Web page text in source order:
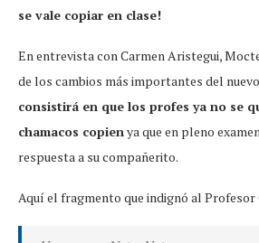
se vale copiar en clase!
En entrevista con Carmen Aristegui,
de los cambios más importantes del
consistirá en que los profes ya no se
chamacos copienya que en pleno
respuesta a su compañerito.
Aquí el fragmento que indignó al Profesor